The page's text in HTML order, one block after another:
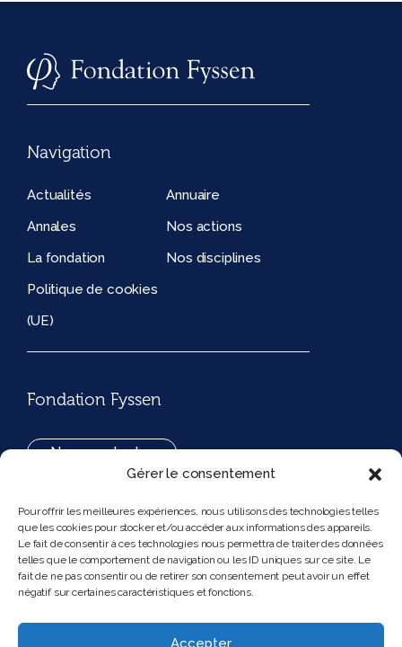
Gérer le consentement
Pour offrir les meilleures expériences, nous utilisons des technologies telles
que les cookies pour stocker et/ou accéder aux informations des appareils.
Le fait de consentir à ces technologies nous permettra de traiter des données
telles que le comportement de navigation ou les ID uniques sur ce site. Le
fait de ne pas consentir ou de retirer son consentement peut avoir un effet
négatif sur certaines caractéristiques et fonctions.
Accepter
Navigation
Actualités
Annuaire
Annales
Nos actions
La fondation
Nos disciplines
Politique de cookies
(UE)
Fondation Fyssen
Nous contacter
194, rue de Rivoli 75001 Paris France
Nous suivre